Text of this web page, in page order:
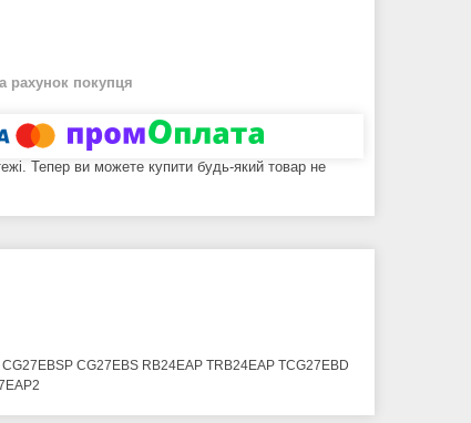
рахунок покупця
Тепер ви можете купити будь-який товар не
CG27EBS RB24EAP TRB24EAP TCG27EBD